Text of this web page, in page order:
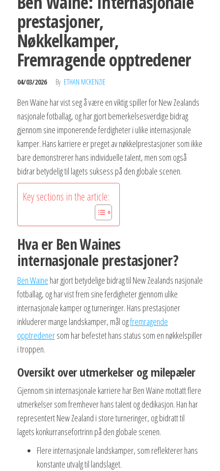
prestasjoner,
Nøkkelkamper,
Fremragende opptredener
04/03/2026 By ETHAN MCKENZIE
Ben Waine har vist seg å være en viktig spiller for New Zealands
nasjonale fotballag, og har gjort bemerkelsesverdige bidrag
gjennom sine imponerende ferdigheter i ulike internasjonale
kamper. Hans karriere er preget av nøkkelprestasjoner som ikke
bare demonstrerer hans individuelle talent, men som også
bidrar betydelig til lagets suksess på den globale scenen.
Key sections in the article:
Hva er Ben Waines
internasjonale prestasjoner?
Ben Waine har gjort betydelige bidrag til New Zealands nasjonale
fotballag, og har vist frem sine ferdigheter gjennom ulike
internasjonale kamper og turneringer. Hans prestasjoner
inkluderer mange landskamper, mål ogfremragende
opptredenersom har befestet hans status som en nøkkelspiller
i troppen.
Oversikt over utmerkelser og milepæler
Gjennom sin internasjonale karriere har Ben Waine mottatt flere
utmerkelser som fremhever hans talent og dedikasjon. Han har
representert New Zealand i store turneringer, og bidratt til
lagets konkurransefortrinn på den globale scenen.
Flere internasjonale landskamper, som reflekterer hans
konstante utvalg til landslaget.